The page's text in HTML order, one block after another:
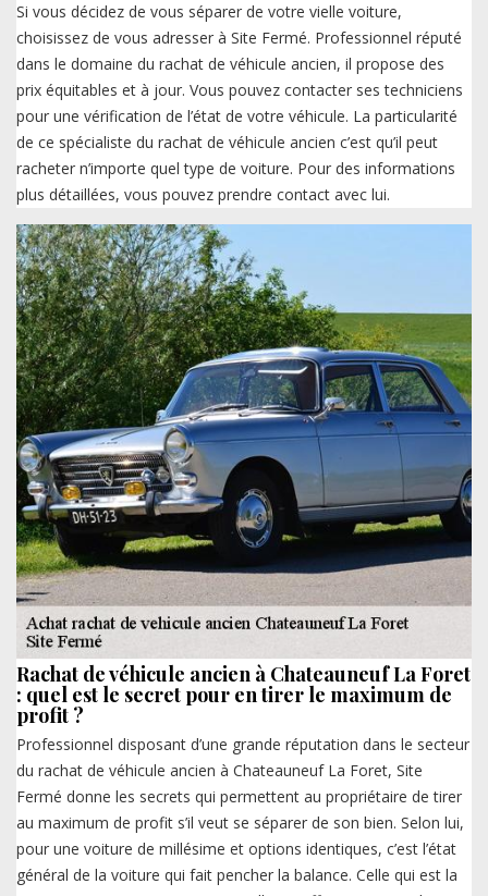
Si vous décidez de vous séparer de votre vielle voiture,
choisissez de vous adresser à Site Fermé. Professionnel réputé
dans le domaine du rachat de véhicule ancien, il propose des
prix équitables et à jour. Vous pouvez contacter ses techniciens
pour une vérification de l’état de votre véhicule. La particularité
de ce spécialiste du rachat de véhicule ancien c’est qu’il peut
racheter n’importe quel type de voiture. Pour des informations
plus détaillées, vous pouvez prendre contact avec lui.
Rachat de véhicule ancien à Chateauneuf La Foret
: quel est le secret pour en tirer le maximum de
profit ?
Professionnel disposant d’une grande réputation dans le secteur
du rachat de véhicule ancien à Chateauneuf La Foret, Site
Fermé donne les secrets qui permettent au propriétaire de tirer
au maximum de profit s’il veut se séparer de son bien. Selon lui,
pour une voiture de millésime et options identiques, c’est l’état
général de la voiture qui fait pencher la balance. Celle qui est la